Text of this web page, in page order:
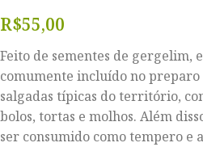
R$55,00
Feito de sementes de gergelim,
comumente incluído no preparo
salgadas típicas do território,
bolos, tortas e molhos. Além
ser consumido como tempero e